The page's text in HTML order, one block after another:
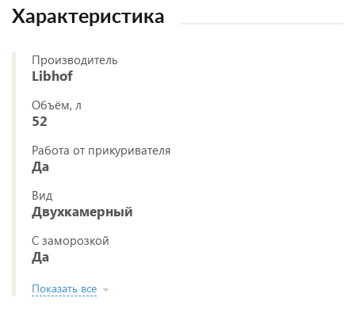
Характеристика
Производитель
Libhof
Объём, л
52
Работа от прикуривателя
Да
Вид
Двухкамерный
С заморозкой
Да
Показать все